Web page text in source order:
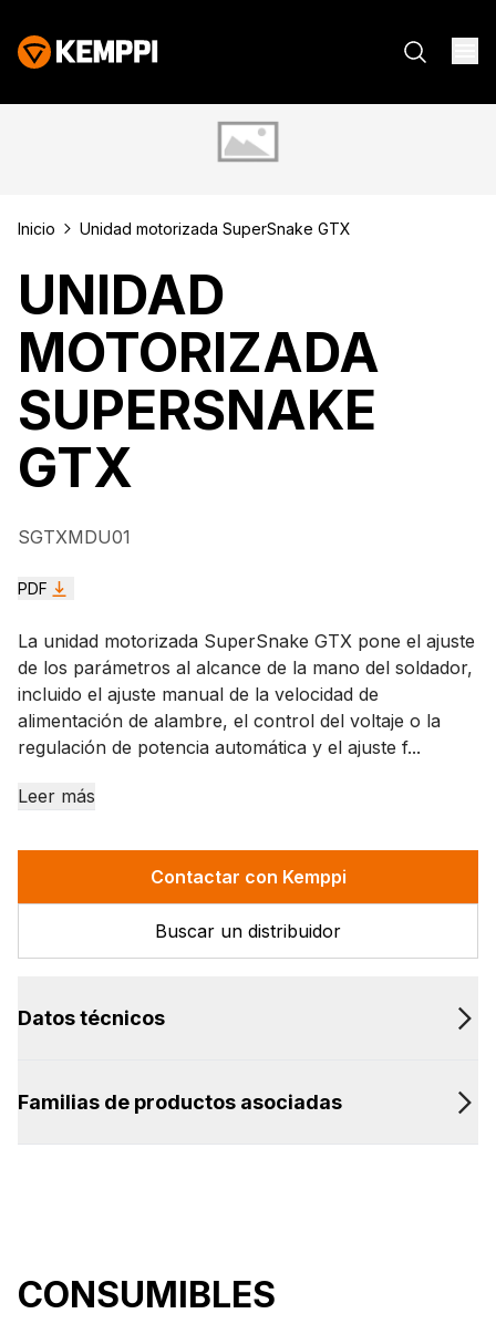
Inicio Unidad motorizada SuperSnake GTX
UNIDAD
MOTORIZADA
SUPERSNAKE
GTX
SGTXMDU01
PDF
La unidad motorizada SuperSnake GTX pone el ajuste
de los parámetros al alcance de la mano del soldador,
incluido el ajuste manual de la velocidad de
alimentación de alambre, el control del voltaje o la
regulación de potencia automática y el ajuste f...
Leer más
Contactar con Kemppi
Buscar un distribuidor
Datos técnicos
Familias de productos asociadas
CONSUMIBLES